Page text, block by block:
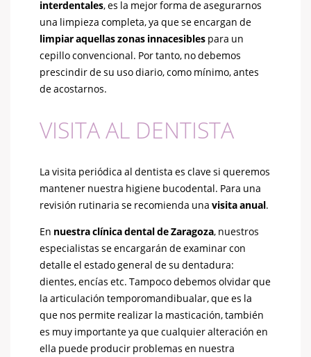
interdentales, es la mejor forma de asegurarnos
una limpieza completa, ya que se encargan de
limpiar aquellas zonas innacesibles para un
cepillo convencional. Por tanto, no debemos
prescindir de su uso diario, como mínimo, antes
de acostarnos.
VISITA AL DENTISTA
La visita periódica al dentista es clave si queremos
mantener nuestra higiene bucodental. Para una
revisión rutinaria se recomienda unavisita anual.
En nuestra clínica dental de Zaragoza, nuestros
especialistas se encargarán de examinar con
detalle el estado general de su dentadura:
dientes, encías etc. Tampoco debemos olvidar que
la articulación temporomandibualar, que es la
que nos permite realizar la masticación, también
es muy importante ya que cualquier alteración en
ella puede producir problemas en nuestra